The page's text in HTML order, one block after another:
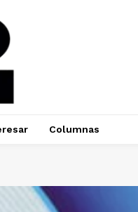
Columnas